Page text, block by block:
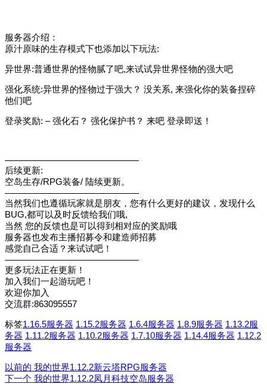
服务器介绍：
原汁原味的生存模式下也添加以下玩法:
异世界:普通世界的怪物腻了吧,来试试异世界怪物的强大吧
强化系统:异世界的怪物过于强大？ 没关系, 来强化你的装备捏碎
他们吧
登录奖励: – 强化石？ 强化保护书？ 来吧 登录即送！
———————————————
后续更新:
空岛生存/RPG装备/ 陆续更新。
———————————————
当然我们也遵循玩家就是朋友，您有什么更好的建议，发现什么
BUG,都可以及时反馈给我们哦,
当然 您的反馈也是可以得到相对应的奖励哦
服务器也发布主播招募令和建造师招募
感觉自己合适？来试试吧！
———————————————
更多玩法正在更新！
加入我们一起游玩吧！
欢迎你加入
交流群:863095557
标签1.16.5服务器 1.15.2服务器 1.6.4服务器 1.8.9服务器 1.13.2服
务器 1.11.2服务器 1.10.2服务器 1.7.10服务器 1.14.4服务器 1.12.2
服务器
以前的 我的世界1.12.2新云塔RPG服务器
下一个 我的世界1.12.2凤月科技空岛服务器